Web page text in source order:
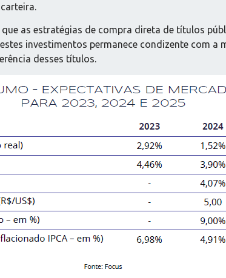
as estratégias de compra direta de títulos
investimentos permanece condizente com
desses títulos.